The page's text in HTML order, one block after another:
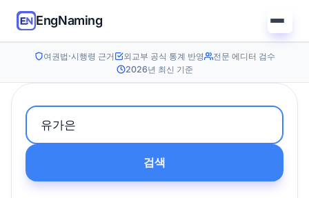
EngNaming
여권법·시행령 근거 외교부 공식 통계 반영
전문 에디터 검수
2026년 최신 기준
검색